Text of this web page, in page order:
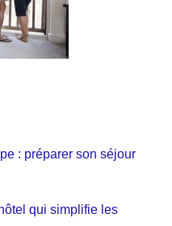
: préparer son séjour
qui simplifie les